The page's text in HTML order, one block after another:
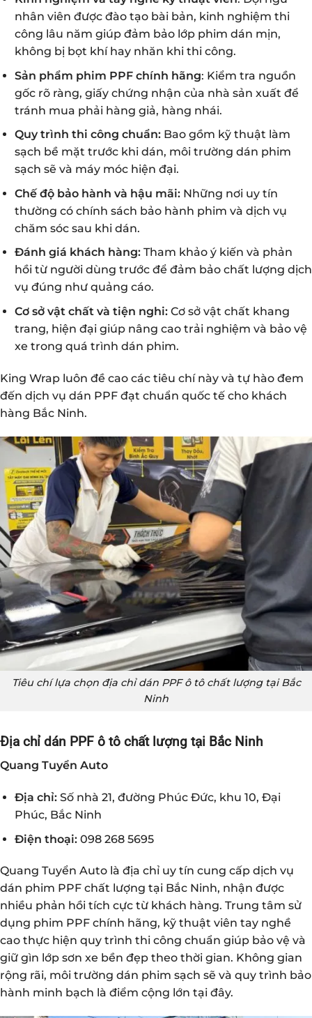
nhân viên được đào tạo bài bản, kinh nghiệm thi
công lâu năm giúp đảm bảo lớp phim dán mịn,
không bị bọt khí hay nhăn khi thi công.
Sản phẩm phim PPF chính hãng: Kiểm tra nguồn
gốc rõ ràng, giấy chứng nhận của nhà sản xuất để
tránh mua phải hàng giả, hàng nhái.
Quy trình thi công chuẩn:Bao gồm kỹ thuật làm
sạch bề mặt trước khi dán, môi trường dán phim
sạch sẽ và máy móc hiện đại.
Chế độ bảo hành và hậu mãi:Những nơi uy tín
thường có chính sách bảo hành phim và dịch vụ
chăm sóc sau khi dán.
Đánh giá khách hàng:Tham khảo ý kiến và phản
hồi từ người dùng trước để đảm bảo chất lượng dịch
vụ đúng như quảng cáo.
Cơ sở vật chất và tiện nghi:Cơ sở vật chất khang
trang, hiện đại giúp nâng cao trải nghiệm và bảo vệ
xe trong quá trình dán phim.
King Wrap luôn đề cao các tiêu chí này và tự hào đem
đến dịch vụ dán PPF đạt chuẩn quốc tế cho khách
hàng Bắc Ninh.
Tiêu chí lựa chọn địa chỉ dán PPF ô tô chất lượng tại Bắc
Ninh
Địa chỉ dán PPF ô tô chất lượng tại Bắc Ninh
Quang Tuyển Auto
Địa chỉ:Số nhà 21, đường Phúc Đức, khu 10, Đại
Phúc, Bắc Ninh
Điện thoại:098 268 5695
Quang Tuyển Auto là địa chỉ uy tín cung cấp dịch vụ
dán phim PPF chất lượng tại Bắc Ninh, nhận được
nhiều phản hồi tích cực từ khách hàng. Trung tâm sử
dụng phim PPF chính hãng, kỹ thuật viên tay nghề
cao thực hiện quy trình thi công chuẩn giúp bảo vệ và
giữ gìn lớp sơn xe bền đẹp theo thời gian. Không gian
rộng rãi, môi trường dán phim sạch sẽ và quy trình bảo
hành minh bạch là điểm cộng lớn tại đây.